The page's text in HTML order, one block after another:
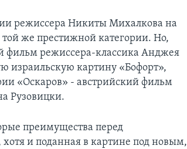
режиссера Никиты Михалкова на
же престижной категории. Но,
фильм режиссера-классика Анджея
израильскую картину «Бофорт»,
«Оскаров» - австрийский фильм
Рузовицки.
преимущества перед
и поданная в картине под новым,